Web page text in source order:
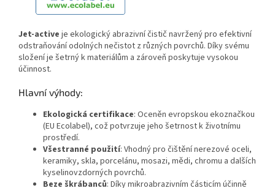
Jet-active je ekologický abrazivní čistič navržený pro efektivní
odstraňování odolných nečistot z různých povrchů. Díky svému
složení je šetrný k materiálům a zároveň poskytuje vysokou
účinnost.
Hlavní výhody:
Ekologická certifikace: Oceněn evropskou ekoznačkou
(EU Ecolabel), což potvrzuje jeho šetrnost k životnímu
prostředí.
Všestranné použití: Vhodný pro čištění nerezové oceli,
keramiky, skla, porcelánu, mosazi, mědi, chromu a dalších
kyselinovzdorných povrchů.
Beze škrábanců: Díky mikroabrazivním částicím účinně